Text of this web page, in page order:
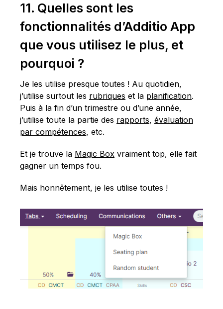
11. Quelles sont les
fonctionnalités d’Additio App
que vous utilisez le plus, et
pourquoi ?
Je les utilise presque toutes ! Au quotidien,
j’utilise surtout les rubriques et la planification.
Puis à la fin d’un trimestre ou d’une année,
j’utilise toute la partie des rapports, évaluation
par compétences, etc.
Et je trouve la Magic Box vraiment top, elle fait
gagner un temps fou.
Mais honnêtement, je les utilise toutes !